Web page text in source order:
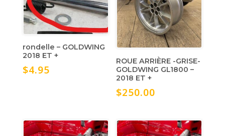
rondelle – GOLDWING
2018 ET +
$4.95
ROUE ARRIÈRE -GRISE-
GOLDWING GL1800 –
2018 ET +
$250.00